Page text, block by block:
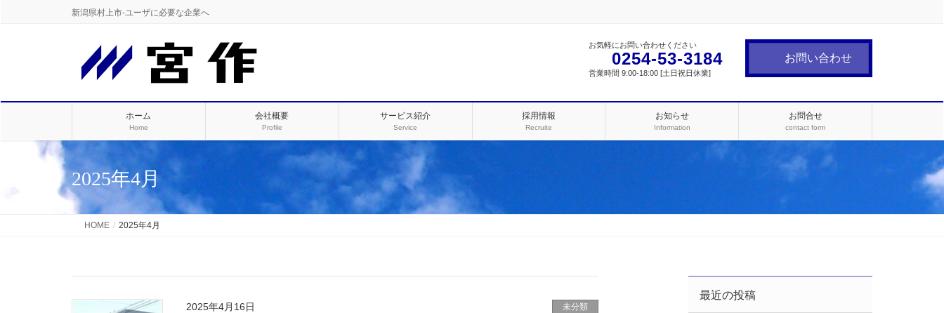
新潟県村上市-ユーザに必要な企業へ
お気軽にお問い合わせください
0254-53-3184
営業時間 9:00-18:00 [土日祝日休業]
お問い合わせ
ホーム
Home
会社概要
Profile
サービス紹介
Service
採用情報
Recruite
お知らせ
Information
お問合せ
contact form
2025年4月
HOME 2025年4月
2025年4月16日 未分類
最近の投稿